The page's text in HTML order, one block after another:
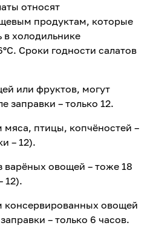
относят
продуктам, которые
в холодильнике
Сроки годности салатов
или фруктов, могут
заправки – только 12.
мяса, птицы, копчёностей –
– 12).
варёных овощей – тоже 18
12).
консервированных овощей
– только 6 часов.